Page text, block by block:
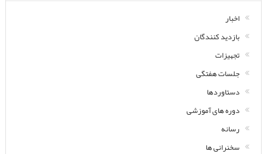
اخبار
بازدید کنندگان
تجهیزات
جلسات هفتگی
دستاوردها
دوره های آموزشی
رسانه
سخنرانی ها